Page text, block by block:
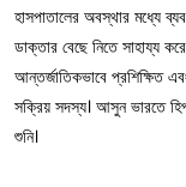
হাসপাতালের অবস্থার মধ্যে
ডাক্তার বেছে নিতে সাহায্য
আন্তর্জাতিকভাবে প্রশিক্ষিত
সক্রিয় সদস্য। আসুন ভারতে হিপ
শুনি।